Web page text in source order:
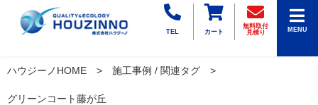
TEL カート
無料取付
見積り
MENU
ハウジーノHOME 施工事例 / 関連タグ
グリーンコート藤が丘